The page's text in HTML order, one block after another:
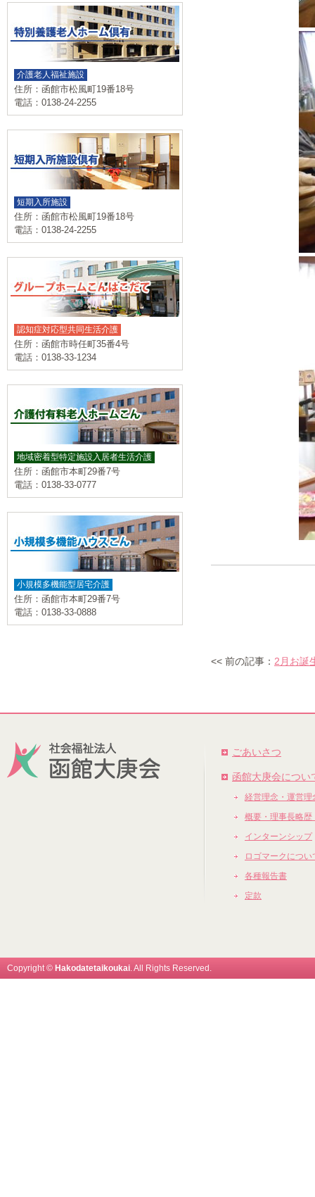
<< 前の記事： 2月お誕
介護老人福祉施設
住所：函館市松風町19番18号
電話：0138-24-2255
短期入所施設
住所：函館市松風町19番18号
電話：0138-24-2255
認知症対応型共同生活介護
住所：函館市時任町35番4号
電話：0138-33-1234
地域密着型特定施設入居者生活介護
住所：函館市本町29番7号
電話：0138-33-0777
小規模多機能型居宅介護
住所：函館市本町29番7号
電話：0138-33-0888
ごあいさつ
函館大庚会につい
経営理念・運営理
概要・理事長略歴
インターンシップ
ロゴマークについ
各種報告書
定款
Copyright © Hakodatetaikoukai. All Rights Reserved.